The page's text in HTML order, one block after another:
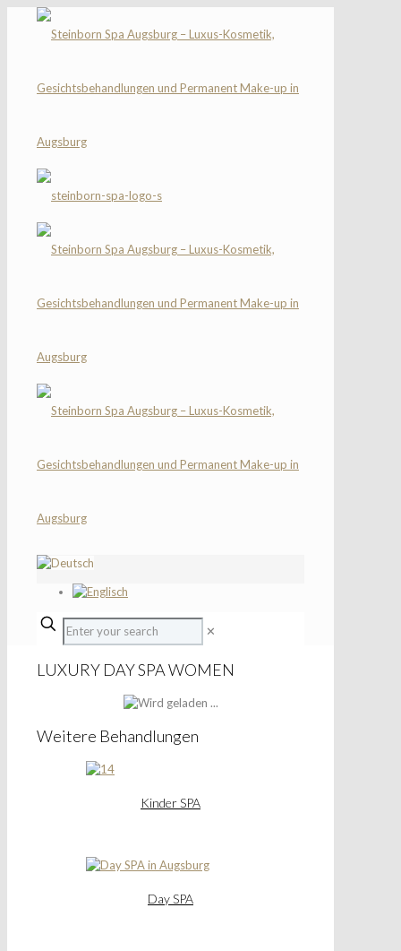
✕
LUXURY DAY SPA WOMEN
Weitere Behandlungen
Kinder SPA
Day SPA